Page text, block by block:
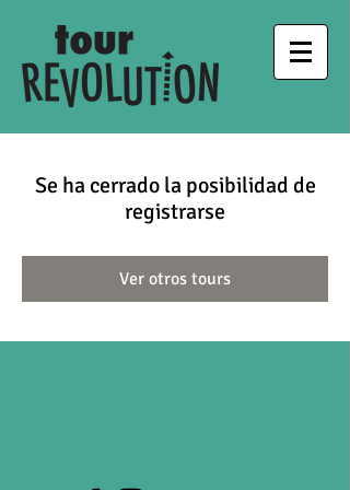
Se ha cerrado la posibilidad de
registrarse
Ver otros tours